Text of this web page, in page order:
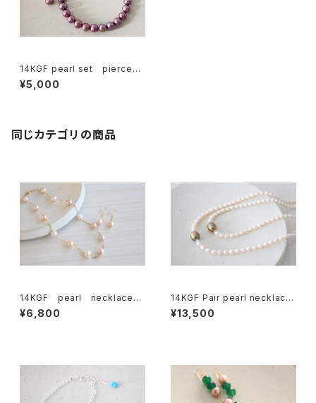
14KGF pearl set pierce＆
bracelet[kgf5098]
¥5,000
同じカテゴリの商品
14KGF pearl necklace＆
piece ｓｅｔ[kgf0388]
¥6,800
14KGF Pair pearl necklace
[kgf3888]
¥13,500